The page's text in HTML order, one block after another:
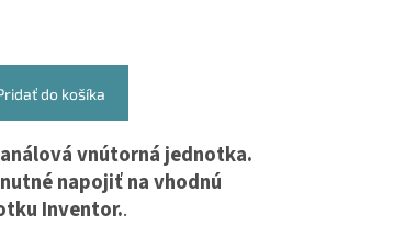
do košíka
vnútorná jednotka.
napojiť na vhodnú
Inventor..